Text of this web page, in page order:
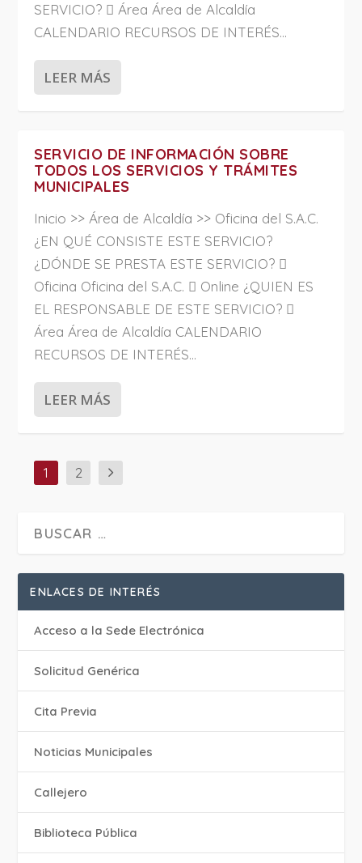
SERVICIO?  Área Área de Alcaldía
CALENDARIO RECURSOS DE INTERÉS...
LEER MÁS
SERVICIO DE INFORMACIÓN SOBRE
TODOS LOS SERVICIOS Y TRÁMITES
MUNICIPALES
Inicio >> Área de Alcaldía >> Oficina del S.A.C.
¿EN QUÉ CONSISTE ESTE SERVICIO?
¿DÓNDE SE PRESTA ESTE SERVICIO? 
Oficina Oficina del S.A.C.  Online ¿QUIEN ES
EL RESPONSABLE DE ESTE SERVICIO? 
Área Área de Alcaldía CALENDARIO
RECURSOS DE INTERÉS...
LEER MÁS
1 2
ENLACES DE INTERÉS
Acceso a la Sede Electrónica
Solicitud Genérica
Cita Previa
‎Noticias Municipales
Callejero
Biblioteca Pública